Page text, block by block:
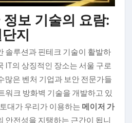
보 기술의 요람:
지
솔루션과 핀테크 기술이 활발하
IT의 상징적인 장소는 서울 구로
많은 벤처 기업과 보안 전문가들
워크 방화벽 기술을 개발하고 있
대가 우리가 이용하는 메이저 가
안전성을 지탱하는 근간이 됩니